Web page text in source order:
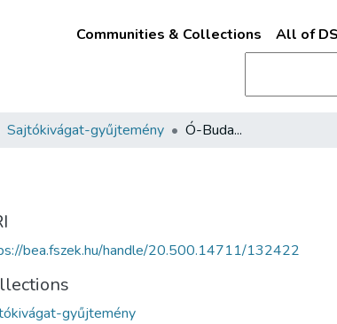
Communities & Collections All of
Sajtókivágat-gyűjtemény Ó-Buda...
bea.fszek.hu/handle/20.500.14711/132422
gyűjtemény